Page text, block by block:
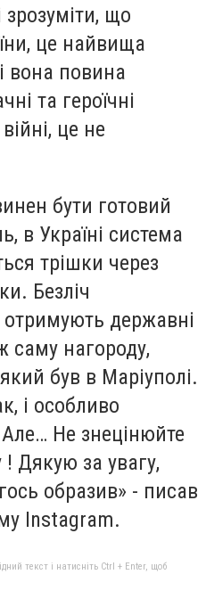
зрозуміти, що
це найвища
вона повина
та героїчні
це не
бути готовий
в Україні система
трішки через
Безліч
державні
саму нагороду,
був в Маріуполі.
і особливо
Не знецінюйте
! Дякую за увагу,
образив» - писав
Instagram.
текст і натисніть Ctrl + Enter, щоб